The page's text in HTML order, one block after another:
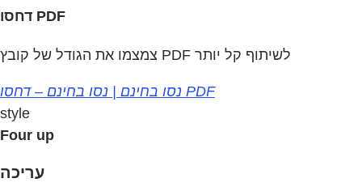
דחסו PDF
צמצמו את הגודל של קובץ PDF לשיתוף קל יותר
נסו בחינם | נסו בחינם – דחסו PDF
style
Four up
עריכה